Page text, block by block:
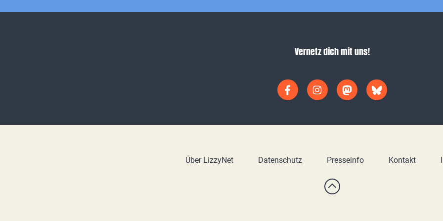
Vernetz dich mit uns!
Über LizzyNet Datenschutz Presseinfo Kontakt